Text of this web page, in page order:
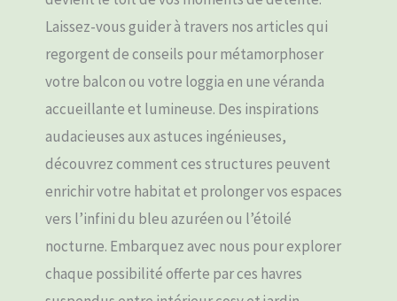
Laissez-vous guider à travers nos articles qui
regorgent de conseils pour métamorphoser
votre balcon ou votre loggia en une véranda
accueillante et lumineuse. Des inspirations
audacieuses aux astuces ingénieuses,
découvrez comment ces structures peuvent
enrichir votre habitat et prolonger vos espaces
vers l’infini du bleu azuréen ou l’étoilé
nocturne. Embarquez avec nous pour explorer
chaque possibilité offerte par ces havres